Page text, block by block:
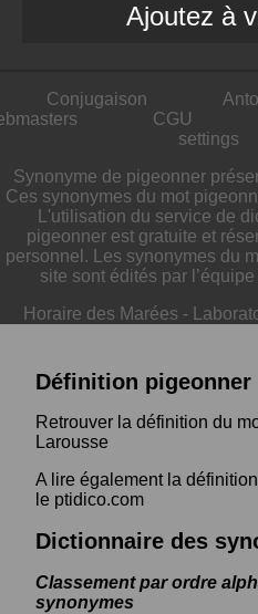
Ajoutez à
Conjugaison
CGU
settings
Synonyme de pigeonner
Ces synonymes du mot
L'utilisation du service de
pigeonner est gratuite et
personnel. Les synonymes du
site sont édités par
Horaire des Marées -
Définition pigeonner
Retrouver la définition du
Larousse
A lire également la
le ptidico.com
Dictionnaire des
Classement par ordre
synonymes